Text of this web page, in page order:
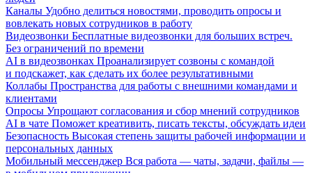
Каналы Удобно делиться новостями, проводить опросы и
вовлекать новых сотрудников в работу
Видеозвонки Бесплатные видеозвонки для больших встреч.
Без ограничений по времени
AI в видеозвонках Проанализирует созвоны с командой
и подскажет, как сделать их более результативными
Коллабы Пространства для работы с внешними командами и
клиентами
Опросы Упрощают согласования и сбор мнений сотрудников
AI в чате Поможет креативить, писать тексты, обсуждать идеи
Безопасность Высокая степень защиты рабочей информации и
персональных данных
Мобильный мессенджер Вся работа — чаты, задачи, файлы —